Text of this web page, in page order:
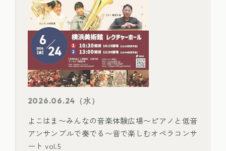
2026.06.24（水）
よこはま〜みんなの音楽体験広場〜ピアノと低音
アンサンブルで奏でる〜音で楽しむオペラコンサ
ート vol.5